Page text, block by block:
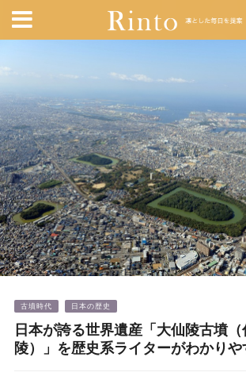
古墳時代 日本の歴史
日本が誇る世界遺産「大仙陵古墳
陵）」を歴史系ライターがわかり